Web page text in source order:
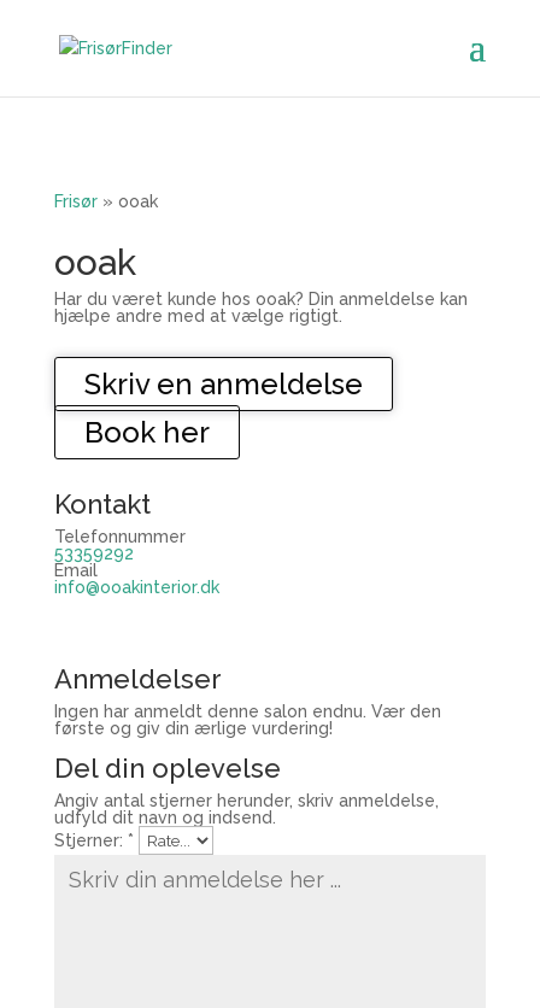
Frisør» ooak
ooak
Har du været kunde hos ooak? Din anmeldelse kan
hjælpe andre med at vælge rigtigt.
Skriv en anmeldelse
Book her
Kontakt
Telefonnummer
53359292
Email
info@ooakinterior.dk
Anmeldelser
Ingen har anmeldt denne salon endnu. Vær den
første og giv din ærlige vurdering!
Del din oplevelse
Angiv antal stjerner herunder, skriv anmeldelse,
udfyld dit navn og indsend.
Stjerner: *